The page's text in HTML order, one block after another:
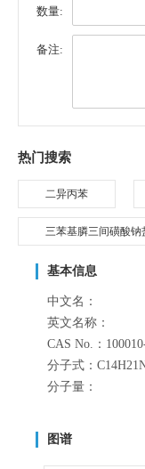
数量:
备注:
热门搜索
二异丙苯
三苯基膦三间磺酸钠
基本信息
中文名：
英文名称：
CAS No.：
分子式：
分子量：
图谱